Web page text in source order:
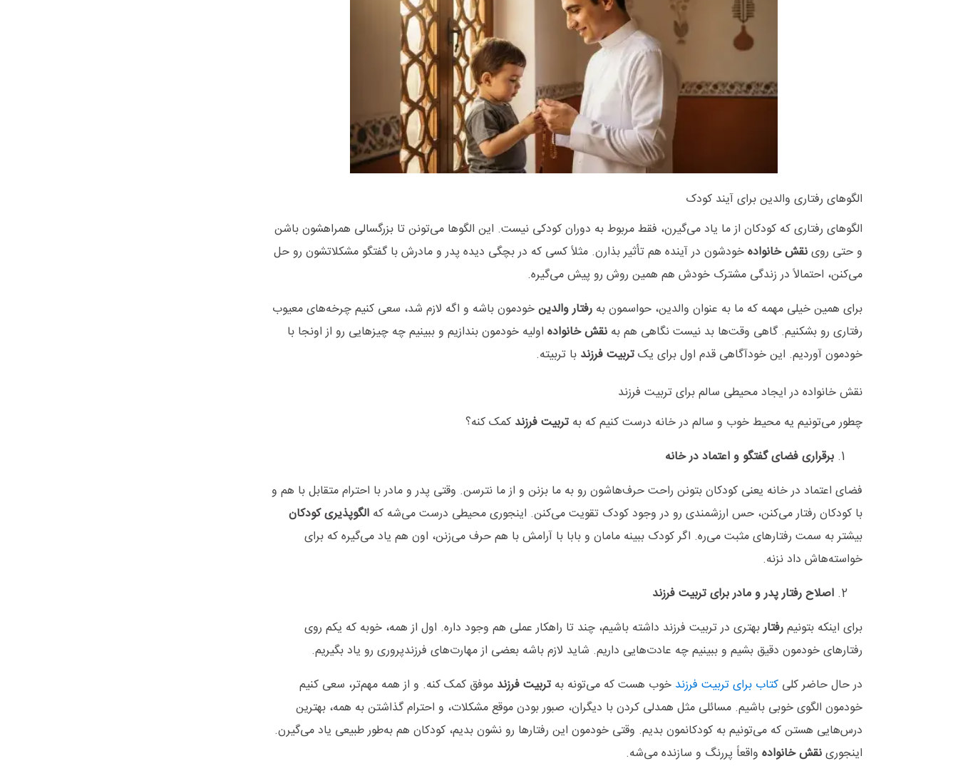
الگوهای رفتاری والدین برای آیند کودک
الگوهای رفتاری که کودکان از ما یاد می‌گیرن، فقط مربوط به دوران کودکی نیست. این الگوها می‌تونن تا بزرگسالی همراهشون باشن
و حتی روینقش خانوادهخودشون در آینده هم تأثیر بذارن. مثلاً کسی که در بچگی دیده پدر و مادرش با گفتگو مشکلاتشون رو حل
می‌کنن، احتمالاً در زندگی مشترک خودش هم همین روش رو پیش می‌گیره.
برای همین خیلی مهمه که ما به عنوان والدین، حواسمون بهرفتار والدینخودمون باشه و اگه لازم شد، سعی کنیم چرخه‌های معیوب
رفتاری رو بشکنیم. گاهی وقت‌ها بد نیست نگاهی هم بهنقش خانواده اولیه‌ خودمون بندازیم و ببینیم چه چیزهایی رو از اونجا با
خودمون آوردیم. این خودآگاهی قدم اول برای یکتربیت فرزند با تربیته.
نقش خانواده در ایجاد محیطی سالم برای تربیت فرزند
چطور می‌تونیم یه محیط خوب و سالم در خانه درست کنیم که بهتربیت فرزند کمک کنه؟
برقراری فضای گفتگو و اعتماد در خانه
فضای اعتماد در خانه یعنی کودکان بتونن راحت حرف‌هاشون رو به ما بزنن و از ما نترسن. وقتی پدر و مادر با احترام متقابل با هم و
با کودکان رفتار می‌کنن، حس ارزشمندی رو در وجود کودک تقویت می‌کنن. اینجوری محیطی درست می‌شه کهالگوپذیری کودکان
بیشتر به سمت رفتارهای مثبت می‌ره. اگر کودک ببینه مامان و بابا با آرامش با هم حرف می‌زنن، اون هم یاد می‌گیره که برای
خواسته‌هاش داد نزنه.
اصلاح رفتار پدر و مادر برای تربیت فرزند
برای اینکه بتونیمرفتاربهتری در تربیت فرزند داشته باشیم، چند تا راهکار عملی هم وجود داره. اول از همه، خوبه که یکم روی
رفتارهای خودمون دقیق بشیم و ببینیم چه عادت‌هایی داریم. شاید لازم باشه بعضی از مهارت‌های فرزندپروری رو یاد بگیریم.
در حال حاضر کلیکتاب برای تربیت فرزند خوب هست که می‌تونه بهتربیت فرزند موفق کمک کنه. و از همه مهم‌تر، سعی کنیم
خودمون الگوی خوبی باشیم. مسائلی مثل همدلی کردن با دیگران، صبور بودن موقع مشکلات، و احترام گذاشتن به همه، بهترین
درس‌هایی هستن که می‌تونیم به کودکانمون بدیم. وقتی خودمون این رفتارها رو نشون بدیم، کودکان هم به‌طور طبیعی یاد می‌گیرن.
اینجورینقش خانواده واقعاً پررنگ و سازنده می‌شه.